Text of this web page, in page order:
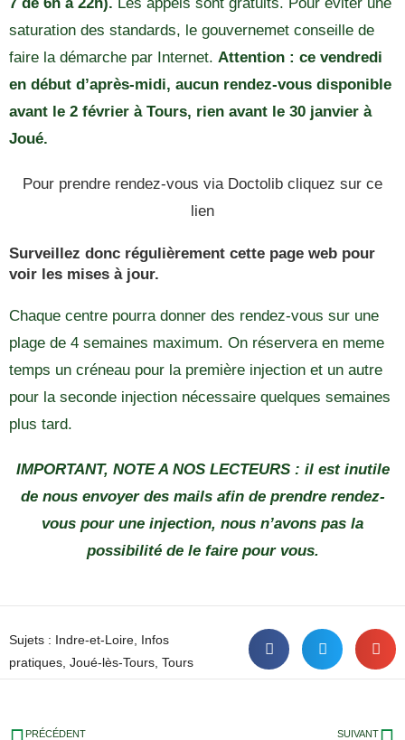
saturation des standards, le gouvernemet conseille de
faire la démarche par Internet. Attention : ce vendredi
en début d’après-midi, aucun rendez-vous disponible
avant le 2 février à Tours, rien avant le 30 janvier à
Joué.
Pour prendre rendez-vous via Doctolib cliquez sur ce
lien
Surveillez donc régulièrement cette page web pour
voir les mises à jour.
Chaque centre pourra donner des rendez-vous sur une
plage de 4 semaines maximum. On réservera en meme
temps un créneau pour la première injection et un autre
pour la seconde injection nécessaire quelques semaines
plus tard.
IMPORTANT, NOTE A NOS LECTEURS : il est inutile
de nous envoyer des mails afin de prendre rendez-
vous pour une injection, nous n’avons pas la
possibilité de le faire pour vous.
Sujets : Indre-et-Loire Infos
pratiques Joué-lès-Tours Tours
PRÉCÉDENT SUIVANT